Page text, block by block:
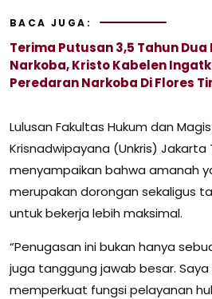
BACA JUGA:
Terima Putusan 3,5 Tahun
Narkoba, Kristo Kabelen
Peredaran Narkoba Di Flores
Lulusan Fakultas Hukum dan
Krisnadwipayana (Unkris) Jakarta
menyampaikan bahwa amanah
merupakan dorongan sekaligus
untuk bekerja lebih maksimal.
“Penugasan ini bukan hanya
juga tanggung jawab besar.
memperkuat fungsi pelayanan